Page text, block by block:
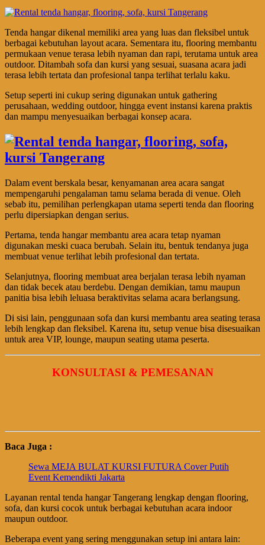
Tenda hangar dikenal memiliki area yang luas dan fleksibel untuk
berbagai kebutuhan layout acara. Sementara itu, flooring membantu
permukaan venue terasa lebih nyaman dan rapi, terutama untuk area
outdoor. Ditambah sofa dan kursi yang sesuai, suasana acara jadi
terasa lebih tertata dan profesional tanpa terlihat terlalu kaku.
Setup seperti ini cukup sering digunakan untuk gathering
perusahaan, wedding outdoor, hingga event instansi karena praktis
dan mampu menyesuaikan berbagai konsep acara.
Dalam event berskala besar, kenyamanan area acara sangat
mempengaruhi pengalaman tamu selama berada di venue. Oleh
sebab itu, pemilihan perlengkapan utama seperti tenda dan flooring
perlu dipersiapkan dengan serius.
Pertama, tenda hangar membantu area acara tetap nyaman
digunakan meski cuaca berubah. Selain itu, bentuk tendanya juga
membuat venue terlihat lebih profesional dan tertata.
Selanjutnya, flooring membuat area berjalan terasa lebih nyaman
dan tidak becek atau berdebu. Dengan demikian, tamu maupun
panitia bisa lebih leluasa beraktivitas selama acara berlangsung.
Di sisi lain, penggunaan sofa dan kursi membantu area seating terasa
lebih lengkap dan fleksibel. Karena itu, setup venue bisa disesuaikan
untuk area VIP, lounge, maupun seating utama peserta.
KONSULTASI & PEMESANAN
Baca Juga :
Sewa MEJA BULAT KURSI FUTURA Cover Putih
Event Kemendikti Jakarta
Layanan rental tenda hangar Tangerang lengkap dengan flooring,
sofa, dan kursi cocok untuk berbagai kebutuhan acara indoor
maupun outdoor.
Beberapa event yang sering menggunakan setup ini antara lain: